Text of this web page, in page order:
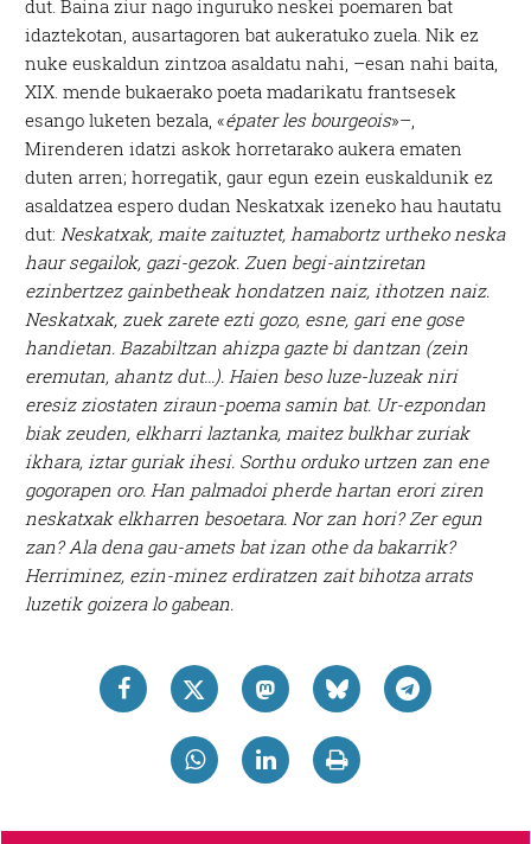
dut. Baina ziur nago inguruko neskei poemaren bat
idaztekotan, ausartagoren bat aukeratuko zuela. Nik ez
nuke euskaldun zintzoa asaldatu nahi, –esan nahi baita,
XIX. mende bukaerako poeta madarikatu frantsesek
esango luketen bezala, «épater les bourgeois»–,
Mirenderen idatzi askok horretarako aukera ematen
duten arren; horregatik, gaur egun ezein euskaldunik ez
asaldatzea espero dudan Neskatxak izeneko hau hautatu
dut:Neskatxak, maite zaituztet, hamabortz urtheko neska
haur segailok, gazi-gezok. Zuen begi-aintziretan
ezinbertzez gainbetheak hondatzen naiz, ithotzen naiz.
Neskatxak, zuek zarete ezti gozo, esne, gari ene gose
handietan. Bazabiltzan ahizpa gazte bi dantzan (zein
eremutan, ahantz dut…). Haien beso luze-luzeak niri
eresiz ziostaten ziraun-poema samin bat. Ur-ezpondan
biak zeuden, elkharri laztanka, maitez bulkhar zuriak
ikhara, iztar guriak ihesi. Sorthu orduko urtzen zan ene
gogorapen oro. Han palmadoi pherde hartan erori ziren
neskatxak elkharren besoetara. Nor zan hori? Zer egun
zan? Ala dena gau-amets bat izan othe da bakarrik?
Herriminez, ezin-minez erdiratzen zait bihotza arrats
luzetik goizera lo gabean.